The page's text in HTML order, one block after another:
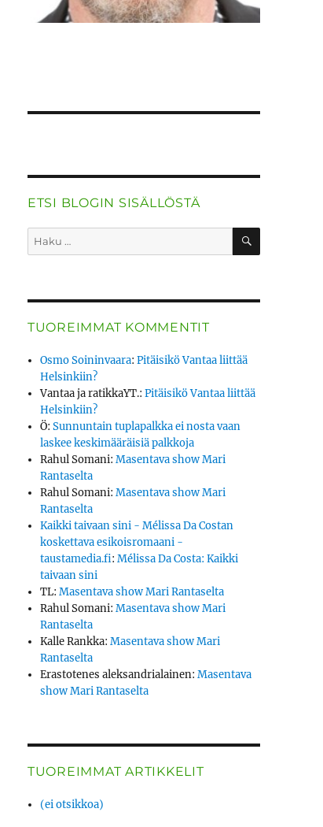
ETSI BLOGIN SISÄLLÖSTÄ
Etsi: HAKU
TUOREIMMAT KOMMENTIT
Osmo Soininvaara:Pitäisikö Vantaa liittää
Helsinkiin?
Vantaa ja ratikkaYT.:Pitäisikö Vantaa liittää
Helsinkiin?
Ö:Sunnuntain tuplapalkka ei nosta vaan
laskee keskimääräisiä palkkoja
Rahul Somani:Masentava show Mari
Rantaselta
Rahul Somani:Masentava show Mari
Rantaselta
Kaikki taivaan sini - Mélissa Da Costan
koskettava esikoisromaani -
taustamedia.fi:Mélissa Da Costa: Kaikki
taivaan sini
TL:Masentava show Mari Rantaselta
Rahul Somani:Masentava show Mari
Rantaselta
Kalle Rankka:Masentava show Mari
Rantaselta
Erastotenes aleksandrialainen:Masentava
show Mari Rantaselta
TUOREIMMAT ARTIKKELIT
(ei otsikkoa)